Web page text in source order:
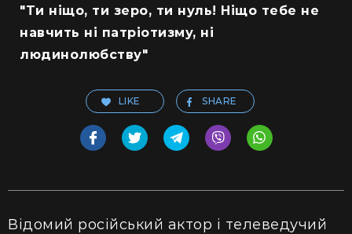
"Ти ніщо, ти зеро, ти нуль! Ніщо тебе не
навчить ні патріотизму, ні
людинолюбству"
LIKE SHARE
Відомий російський актор і телеведучий